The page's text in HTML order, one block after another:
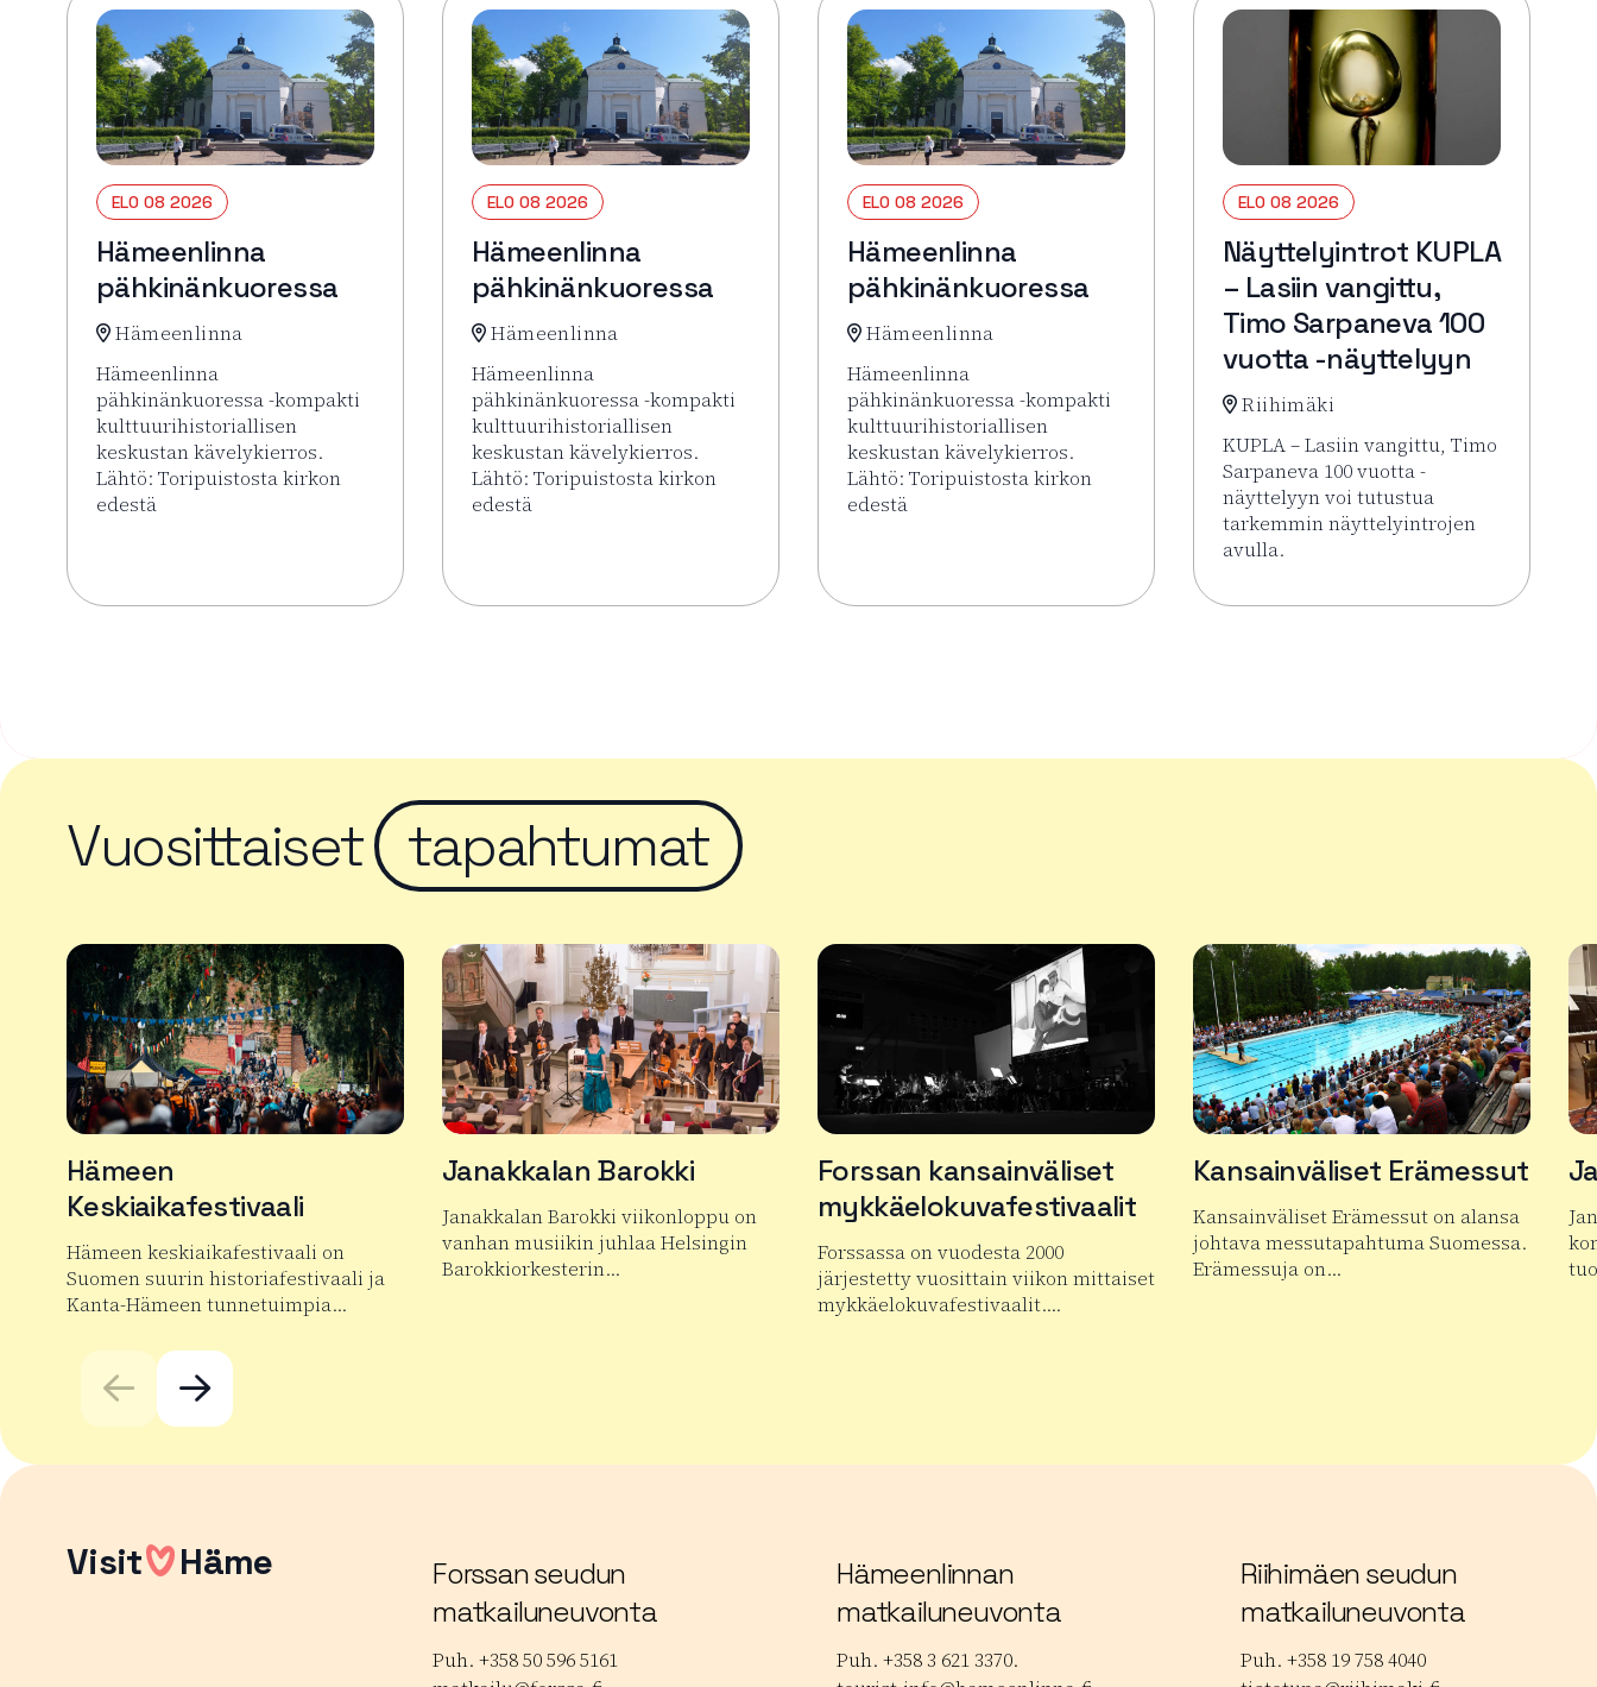
ELO 08 2026
Hämeenlinna
pähkinänkuoressa
Hämeenlinna
Hämeenlinna
pähkinänkuoressa -kompakti
kulttuurihistoriallisen
keskustan kävelykierros.
Lähtö: Toripuistosta kirkon
edestä
ELO 08 2026
Hämeenlinna
pähkinänkuoressa
Hämeenlinna
Hämeenlinna
pähkinänkuoressa -kompakti
kulttuurihistoriallisen
keskustan kävelykierros.
Lähtö: Toripuistosta kirkon
edestä
ELO 08 2026
Hämeenlinna
pähkinänkuoressa
Hämeenlinna
Hämeenlinna
pähkinänkuoressa -kompakti
kulttuurihistoriallisen
keskustan kävelykierros.
Lähtö: Toripuistosta kirkon
edestä
Lue lisää tapahtumasta Hämeenlinna pähkinänkuoressa
ELO 08 2026
Näyttelyintrot KUPLA
– Lasiin vangittu,
Timo Sarpaneva 100
vuotta -näyttelyyn
Riihimäki
KUPLA – Lasiin vangittu, Timo
Sarpaneva 100 vuotta -
näyttelyyn voi tutustua
tarkemmin näyttelyintrojen
avulla.
Lue lisää tapahtumasta Näyttelyintrot
Vuosittaiset tapahtumat
Hämeen
Keskiaikafestivaali
Hämeen keskiaikafestivaali on
Suomen suurin historiafestivaali ja
Kanta-Hämeen tunnetuimpia…
Janakkalan Barokki
Janakkalan Barokki viikonloppu on
vanhan musiikin juhlaa Helsingin
Barokkiorkesterin…
Forssan kansainväliset
mykkäelokuvafestivaalit
Forssassa on vuodesta 2000
järjestetty vuosittain viikon mittaiset
mykkäelokuvafestivaalit….
Kansainväliset Erämessut
Kansainväliset Erämessut on alansa
johtava messutapahtuma Suomessa.
Erämessuja on…
Visit Häme
Forssan seudun
matkailuneuvonta
Puh. +358 50 596 5161
Hämeenlinnan
matkailuneuvonta
Puh. +358 3 621 3370.
Riihimäen seudun
matkailuneuvonta
Puh. +358 19 758 4040